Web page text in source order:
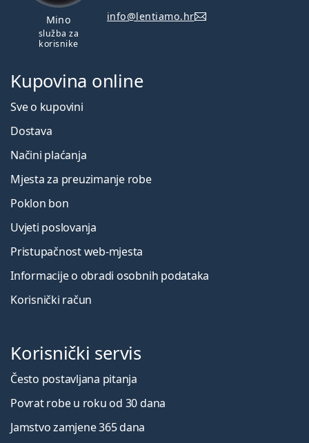
Mino
služba za
korisnike
info@lentiamo.hr
Kupovina online
Sve o kupovini
Dostava
Načini plaćanja
Mjesta za preuzimanje robe
Poklon bon
Uvjeti poslovanja
Pristupačnost web-mjesta
Informacije o obradi osobnih podataka
Korisnički račun
Korisnički servis
Često postavljana pitanja
Povrat robe u roku od 30 dana
Jamstvo zamjene 365 dana